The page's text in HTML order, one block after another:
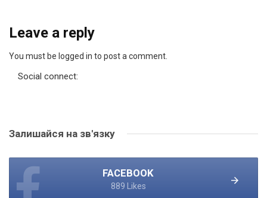
Leave a reply
You must be logged in to post a comment.
Social connect:
Залишайся на зв'язку
FACEBOOK
889 Likes